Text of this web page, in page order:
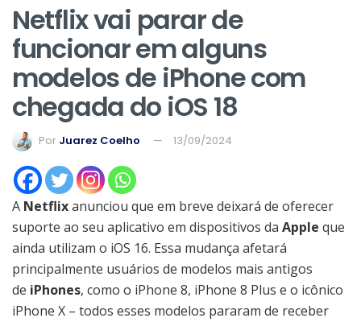
Netflix vai parar de
funcionar em alguns
modelos de iPhone com
chegada do iOS 18
Por Juarez Coelho 13/09/2024
A Netflixanunciou que em breve deixará de oferecer
suporte ao seu aplicativo em dispositivos da Apple que
ainda utilizam o iOS 16. Essa mudança afetará
principalmente usuários de modelos mais antigos
de iPhones, como o iPhone 8, iPhone 8 Plus e o icônico
iPhone X – todos esses modelos pararam de receber